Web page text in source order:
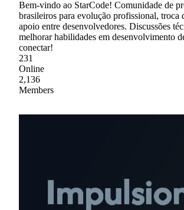
Bem-vindo ao StarCode! Comunidade de
brasileiros para evolução profissional, troca
apoio entre desenvolvedores. Discussões
melhorar habilidades em desenvolvimento
conectar!
231
Online
2,136
Members